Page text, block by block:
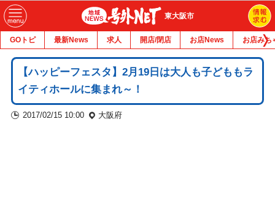
東大阪市
GOトピ 最新News 求人 開店/閉店 お店News お店みち
【ハッピーフェスタ】2月19日は大人も子どももラ
イティホールに集まれ～！
2017/02/15 10:00 大阪府